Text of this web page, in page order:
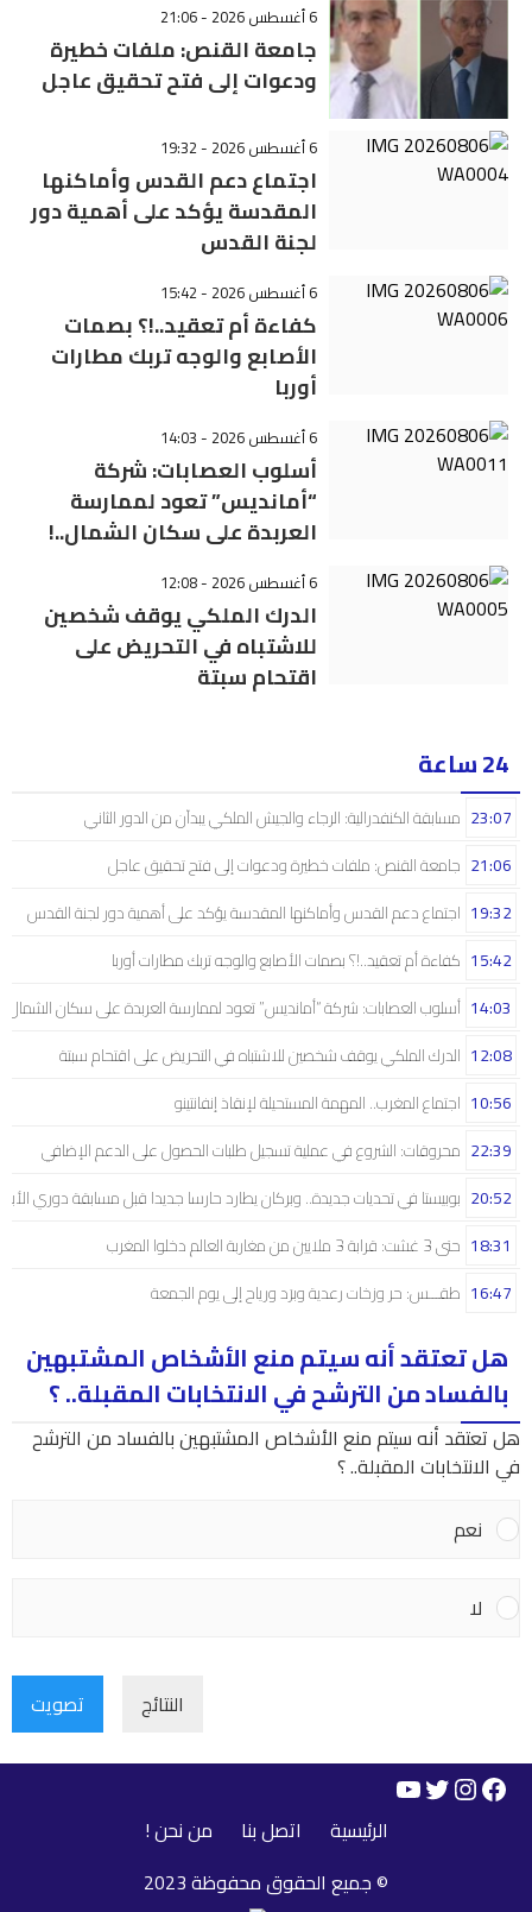
6 أغسطس 2026 - 21:06
جامعة القنص: ملفات خطيرة
ودعوات إلى فتح تحقيق عاجل
6 أغسطس 2026 - 19:32
اجتماع دعم القدس وأماكنها
المقدسة يؤكد على أهمية دور
لجنة القدس
6 أغسطس 2026 - 15:42
كفاءة أم تعقيد..!؟ بصمات
الأصابع والوجه تربك مطارات
أوربا
6 أغسطس 2026 - 14:03
أسلوب العصابات: شركة
“أمانديس” تعود لممارسة
العربدة على سكان الشمال..!
6 أغسطس 2026 - 12:08
الدرك الملكي يوقف شخصين
للاشتباه في التحريض على
اقتحام سبتة
24 ساعة
مسابقة الكنفدرالية: الرجاء والجيش الملكي يبدآن من الدور الثاني 23:07
جامعة القنص: ملفات خطيرة ودعوات إلى فتح تحقيق عاجل 21:06
اجتماع دعم القدس وأماكنها المقدسة يؤكد على أهمية دور لجنة القدس 19:32
كفاءة أم تعقيد..!؟ بصمات الأصابع والوجه تربك مطارات أوربا 15:42
أسلوب العصابات: شركة “أمانديس” تعود لممارسة العربدة على سكان 14:03
الدرك الملكي يوقف شخصين للاشتباه في التحريض على اقتحام سبتة 12:08
اجتماع المغرب.. المهمة المستحيلة لإنقاذ إنفانتينو 10:56
محروقات: الشروع في عملية تسجيل طلبات الحصول على الدعم الإضافي 22:39
بوبيستا في تحديات جديدة.. وبركان يطارد حارسا جديدا قبل مسابقة دوري 20:52
حتى 3 غشت: قرابة 3 ملايين من مغاربة العالم دخلوا المغرب 18:31
طقـــس: حر وزخات رعدية وبرَد ورياح إلى يوم الجمعة 16:47
هل تعتقد أنه سيتم منع الأشخاص المشتبهين
بالفساد من الترشح في الانتخابات المقبلة.. ؟
هل تعتقد أنه سيتم منع الأشخاص المشتبهين بالفساد من الترشح
في الانتخابات المقبلة.. ؟
نعم
لا
النتائج تصويت
Facebook
Instagram
Twitter
YouTube
الرئيسية اتصل بنا
من نحن !
© جميع الحقوق محفوظة 2023